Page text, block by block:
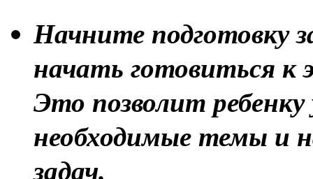
Начните подготовку
начать готовиться к
Это позволит ребенку
необходимые темы и
задач.